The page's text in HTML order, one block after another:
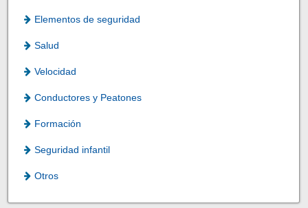
Elementos de seguridad
Salud
Velocidad
Conductores y Peatones
Formación
Seguridad infantil
Otros